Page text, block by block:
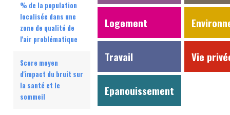
% de la population
localisée dans une
zone de qualité de
l'air problématique
Score moyen
d'impact du bruit sur
la santé et le
sommeil
Logement
Travail Vie
Epanouissement